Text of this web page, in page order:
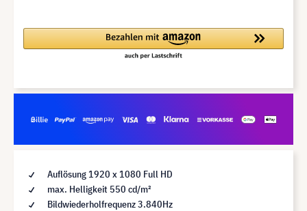
Auflösung 1920 x 1080 Full HD
max. Helligkeit 550 cd/m²
Bildwiederholfrequenz 3.840Hz